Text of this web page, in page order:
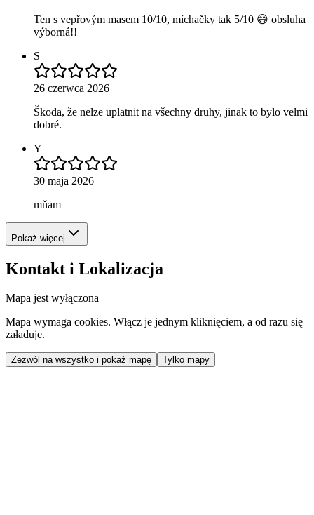
Ten s vepřovým masem 10/10, míchačky tak 5/10 😅 obsluha
výborná!!
S
26 czerwca 2026
Škoda, že nelze uplatnit na všechny druhy, jinak to bylo velmi
dobré.
Y
30 maja 2026
mňam
Pokaż więcej
Kontakt i Lokalizacja
Mapa jest wyłączona
Mapa wymaga cookies. Włącz je jednym kliknięciem, a od razu się
załaduje.
Zezwól na wszystko i pokaż mapę Tylko mapy